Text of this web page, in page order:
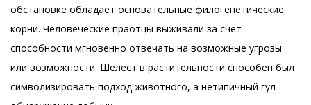
обстановке обладает основательные филогенетические
корни. Человеческие праотцы выживали за счет
способности мгновенно отвечать на возможные угрозы
или возможности. Шелест в растительности способен был
символизировать подход животного, а нетипичный гул –